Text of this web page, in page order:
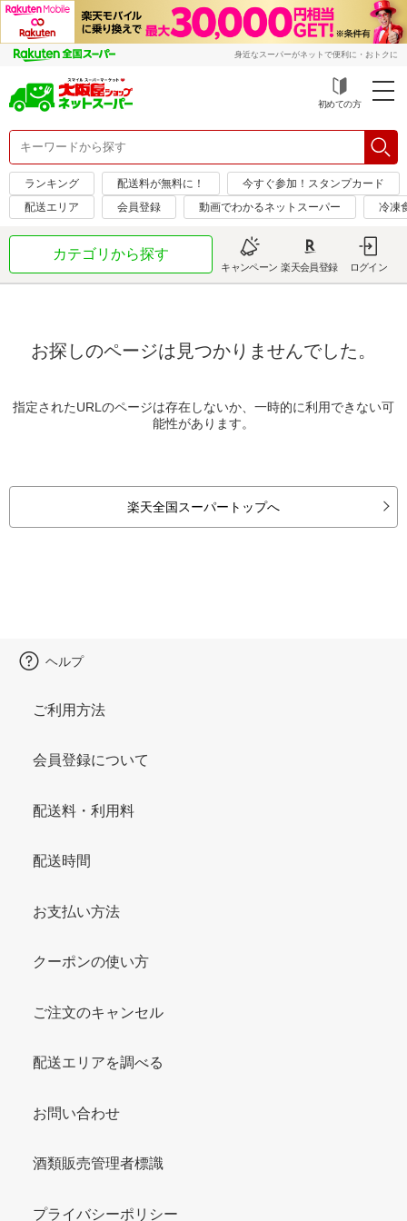
身近なスーパーがネットで便利に・おトクに
初めての方
ランキング 配送料が無料に！
今すぐ参加！スタンプカード
配送エリア
会員登録 動画でわかるネットスーパー 冷凍
カテゴリから探す
キャンペーン 楽天会員登録 ログイン
お探しのページは見つかりませんでした。
指定されたURLのページは存在しないか、一時的に利用できない可
能性があります。
楽天全国スーパートップへ
ヘルプ
ご利用方法
会員登録について
配送料・利用料
配送時間
お支払い方法
クーポンの使い方
ご注文のキャンセル
配送エリアを調べる
お問い合わせ
酒類販売管理者標識
プライバシーポリシー